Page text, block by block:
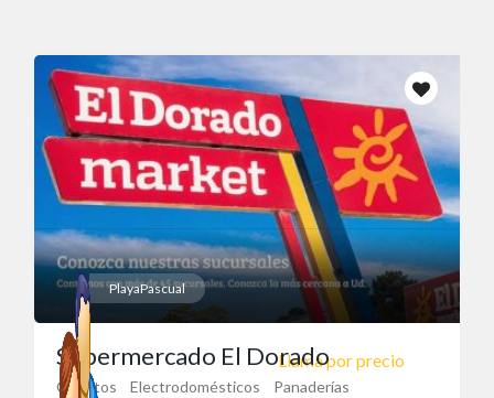
PlayaPascual
Llama por precio
Supermercado El Dorado
Créditos Electrodomésticos
Panaderías